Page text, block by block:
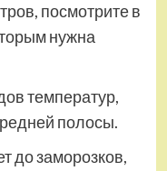
посмотрите в
нужна
температур,
полосы.
до заморозков,